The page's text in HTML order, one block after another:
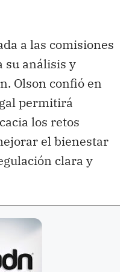
a las comisiones
su análisis y
Olson confió en
permitirá
los retos
el bienestar
clara y